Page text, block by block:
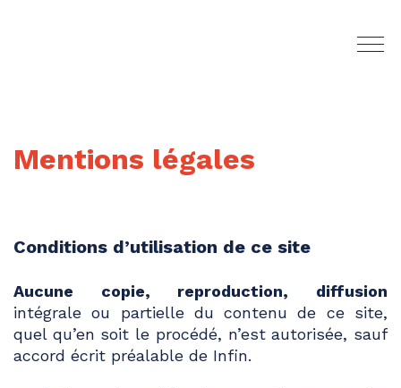
Mentions légales
Conditions d’utilisation de ce site
Aucune copie, reproduction, diffusion
intégrale ou partielle du contenu de ce site,
quel qu’en soit le procédé, n’est autorisée, sauf
accord écrit préalable de Infin.